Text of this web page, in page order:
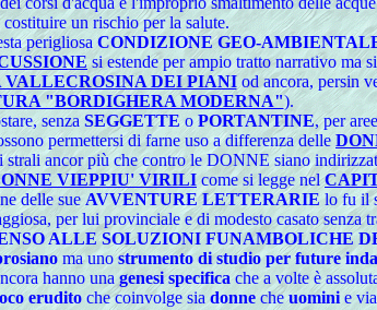
un rischio per la salute.
perigliosaCONDIZIONE GEO-
si estende per ampio tratto narrativo ma
VALLECROSINA DEI PIANIod ancora, persin
"BORDIGHERA MODERNA").
senza SEGGETTEoPORTANTINE, per
permettersi di farne uso a differenza delle
ancor più che contro le DONNE siano
VIEPPIU' VIRILI come si legge nel
delle sueAVVENTURE LETTERARIElo fu il
per lui provinciale e di modesto casato senza
ALLE SOLUZIONI FUNAMBOLICHE
ma unostrumento di studio per future
hanno una genesi specificache a volte è
eruditoche coinvolge sia donnecheuominie via